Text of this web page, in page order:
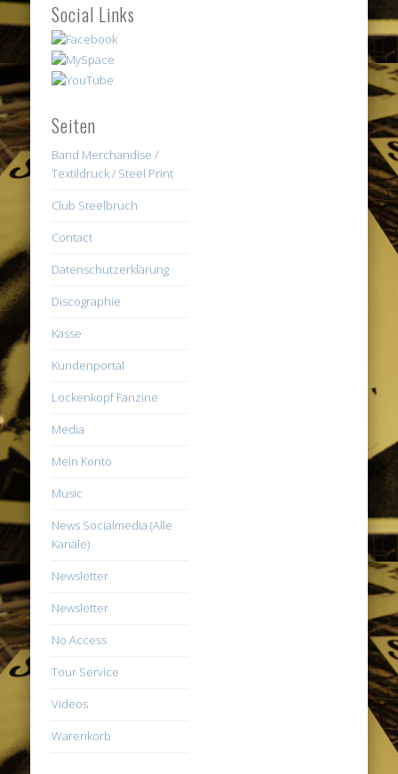
Social Links
Seiten
Band Merchandise /
Textildruck / Steel Print
Club Steelbruch
Contact
Datenschutzerklärung
Discographie
Kasse
Kundenportal
Lockenkopf Fanzine
Media
Mein Konto
Music
News Socialmedia (Alle
Kanäle)
Newsletter
Newsletter
No Access
Tour Service
Videos
Warenkorb